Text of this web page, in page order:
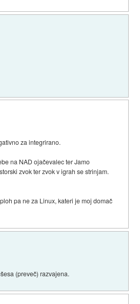
za integrirano.
na NAD ojačevalec ter Jamo
zvok ter zvok v igrah se strinjam.
pa ne za Linux, kateri je moj domač
(preveč) razvajena.